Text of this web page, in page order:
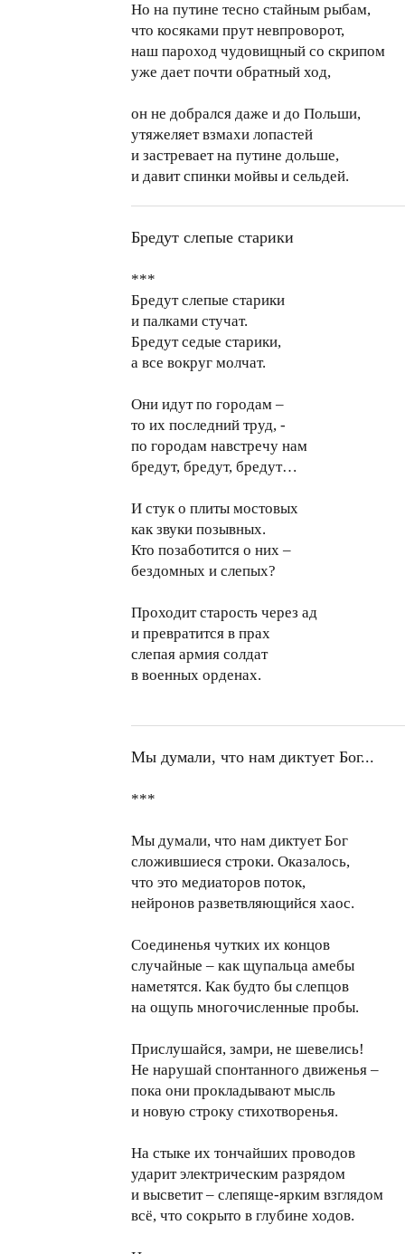
Но на путине тесно стайным рыбам,
что косяками прут невпроворот,
наш пароход чудовищный со скрипом
уже дает почти обратный ход,
он не добрался даже и до Польши,
утяжеляет взмахи лопастей
и застревает на путине дольше,
и давит спинки мойвы и сельдей.
Бредут слепые старики
***
Бредут слепые старики
и палками стучат.
Бредут седые старики,
а все вокруг молчат.
Они идут по городам –
то их последний труд, -
по городам навстречу нам
бредут, бредут, бредут…
И стук о плиты мостовых
как звуки позывных.
Кто позаботится о них –
бездомных и слепых?
Проходит старость через ад
и превратится в прах
слепая армия солдат
в военных орденах.
Мы думали, что нам диктует Бог...
***
Мы думали, что нам диктует Бог
сложившиеся строки. Оказалось,
что это медиаторов поток,
нейронов разветвляющийся хаос.
Соединенья чутких их концов
случайные – как щупальца амебы
наметятся. Как будто бы слепцов
на ощупь многочисленные пробы.
Прислушайся, замри, не шевелись!
Не нарушай спонтанного движенья –
пока они прокладывают мысль
и новую строку стихотворенья.
На стыке их тончайших проводов
ударит электрическим разрядом
и высветит – слепяще-ярким взглядом
всё, что сокрыто в глубине ходов.